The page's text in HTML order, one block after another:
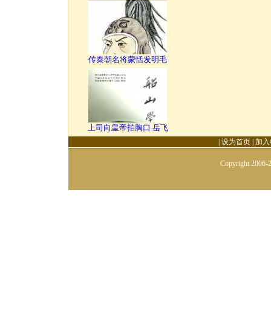
传秦朝名将蒙恬发明毛
上司向皇帝拍胸口 岳飞
设为首页 加
Copyright